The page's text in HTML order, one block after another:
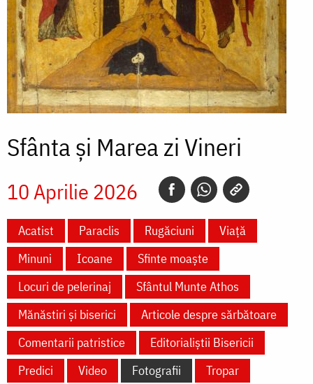
Sfânta și Marea zi Vineri
10 Aprilie 2026
Acatist Paraclis Rugăciuni
Viață
Minuni
Icoane
Sfinte moaște
Locuri de pelerinaj
Sfântul Munte Athos
Mănăstiri și biserici
Articole despre sărbătoare
Comentarii patristice
Editorialiștii Bisericii
Predici
Video Fotografii
Tropar